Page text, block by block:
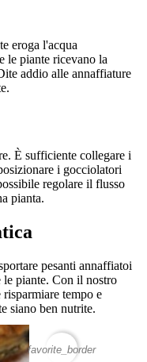
eroga l'acqua
le piante ricevano la
addio alle annaffiature
È sufficiente collegare i
i gocciolatori
regolare il flusso
pianta.
pesanti annaffiatoi
le piante. Con il nostro
tempo e
siano ben nutrite.
favorite_border